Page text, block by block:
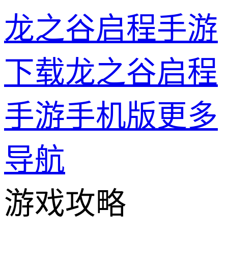
龙之谷启程手游
下载龙之谷启程
手游手机版更多
导航
游戏攻略